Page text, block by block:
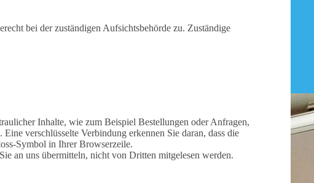
bei der zuständigen Aufsichtsbehörde zu. Zuständige
Inhalte, wie zum Beispiel Bestellungen oder Anfragen,
verschlüsselte Verbindung erkennen Sie daran, dass die
Symbol in Ihrer Browserzeile.
an uns übermitteln, nicht von Dritten mitgelesen werden.